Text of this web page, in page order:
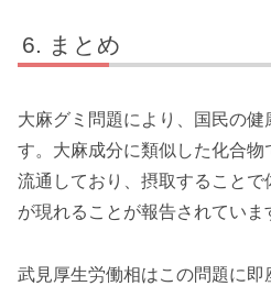
まとめ
大麻グミ問題により、国民の健
す。大麻成分に類似した化合
流通しており、摂取すること
が現れることが報告されていま
武見厚生労働相はこの問題に